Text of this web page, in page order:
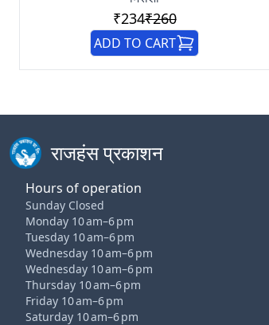
₹234₹260
ADD TO CART
राजहंस प्रकाशन
Hours of operation
Sunday Closed
Monday 10 am–6 pm
Tuesday 10 am–6 pm
Wednesday 10 am–6 pm
Wednesday 10 am–6 pm
Thursday 10 am–6 pm
Friday 10 am–6 pm
Saturday 10 am–6 pm